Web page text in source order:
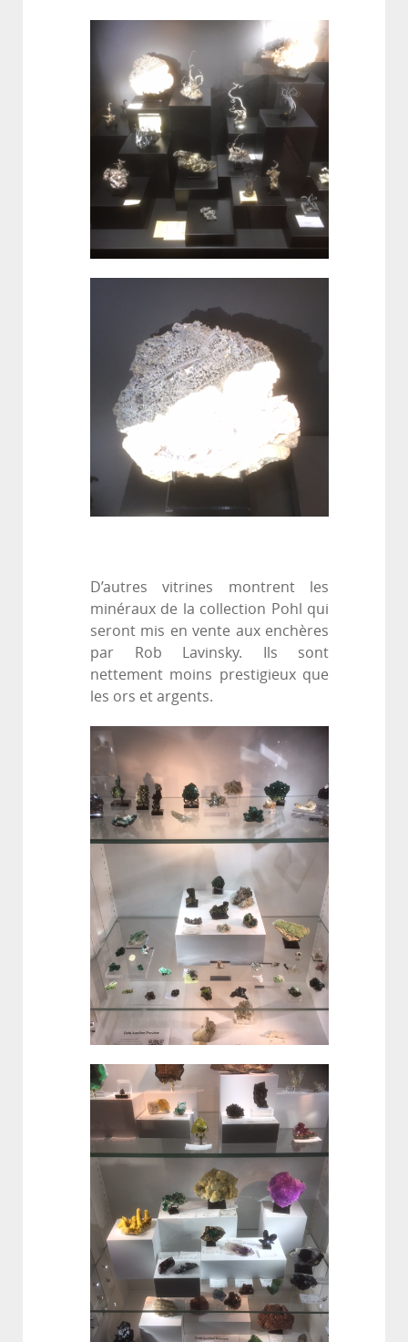
D’autres vitrines montrent les
minéraux de la collection Pohl qui
seront mis en vente aux enchères
par Rob Lavinsky. Ils sont
nettement moins prestigieux que
les ors et argents.